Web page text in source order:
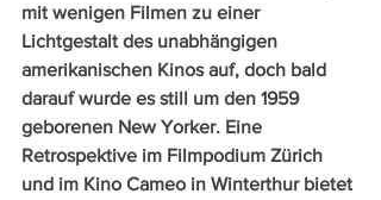
mit wenigen Filmen zu einer
Lichtgestalt des unabhängigen
amerikanischen Kinos auf, doch bald
darauf wurde es still um den 1959
geborenen New Yorker. Eine
Retrospektive im Filmpodium Zürich
und im Kino Cameo in Winterthur bietet